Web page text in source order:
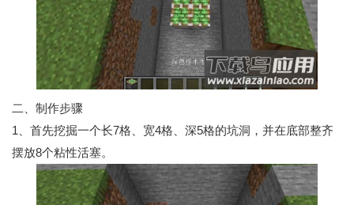
二、制作步骤
1、首先挖掘一个长7格、宽4格、深5格的坑洞，并在底部整齐
摆放8个粘性活塞。